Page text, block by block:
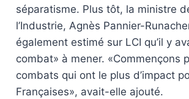
séparatisme. Plus tôt, la ministre
l’Industrie, Agnès Pannier-
également estimé sur LCI qu’il y
combat» à mener. «Commençons
combats qui ont le plus d’impact
Françaises», avait-elle ajouté.